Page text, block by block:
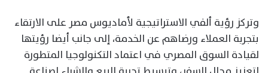
وتركز رؤية ألفي الاستراتيجية لأماديوس مصر على الارتقاء
بتجربة العملاء ورضاهم عن الخدمة، إلى جانب أيضا رؤيتها
لقيادة السوق المصري في اعتماد التكنولوجيا المتطورة